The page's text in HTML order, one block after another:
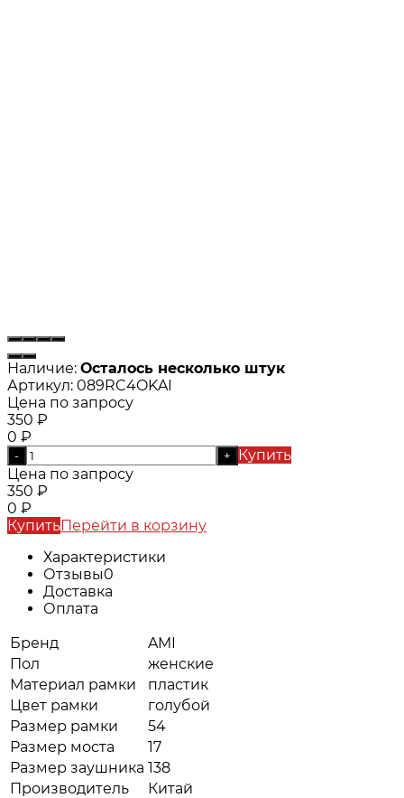
Наличие: Осталось несколько штук
Артикул: 089RC4OKAI
Цена по запросу
350 ₽
0 ₽
- +
Купить
Цена по запросу
350 ₽
0 ₽
КупитьПерейти в корзину
Характеристики
Отзывы0
Доставка
Оплата
Бренд
AMI
Пол
женские
Материал рамки
пластик
Цвет рамки
голубой
Размер рамки
54
Размер моста
17
Размер заушника 138
Производитель
Китай